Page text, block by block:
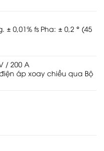
± 0,01% fs Pha: ± 0,2 ° (45
/ 200 A
áp xoay chiều qua Bộ